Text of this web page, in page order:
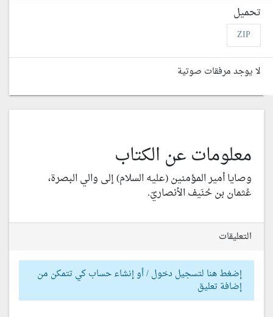
تحميل
ZIP
لا يوجد مرفقات صوتية
معلومات عن الكتاب
وصايا أمير المؤمنين (عليه السلام) إلى والي البصرة،
عُثمان بن حُنَيف الأنصاريّ.
التعليقات
إضغط هنا لتسجيل دخول / أو إنشاء حساب كي تتمكن من
إضافة تعليق